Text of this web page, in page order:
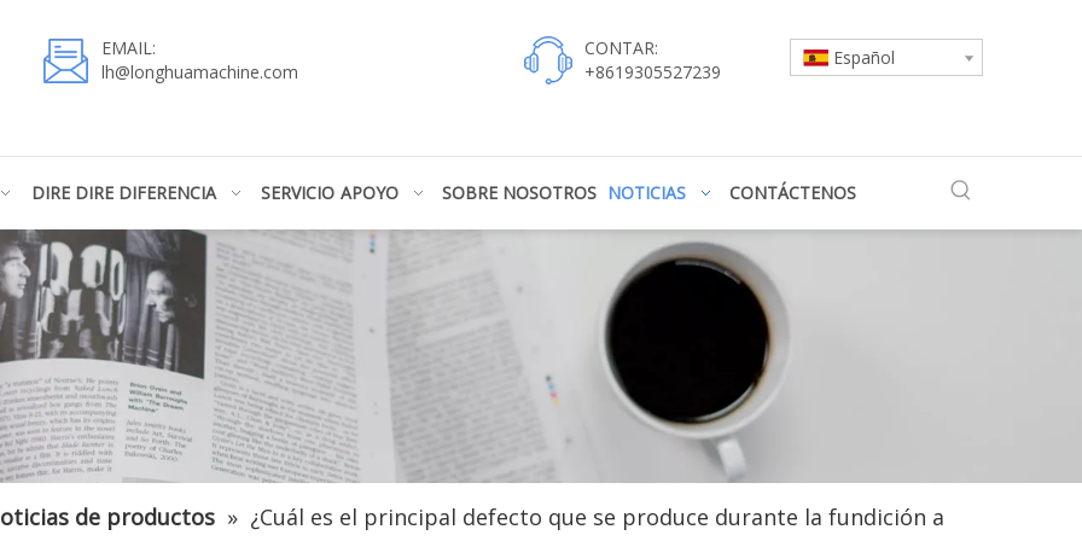
EMAIL:
lh@longhuamachine.com
CONTAR:
+8619305527239
Español
DIRE DIRE DIFERENCIA SERVICIO APOYO SOBRE NOSOTROS NOTICIAS CONTÁCTENOS
de productos » ¿Cuál es el principal defecto que se produce durante la fundición a